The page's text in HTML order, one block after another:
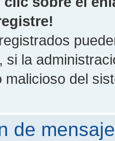
si la
malicioso del
de